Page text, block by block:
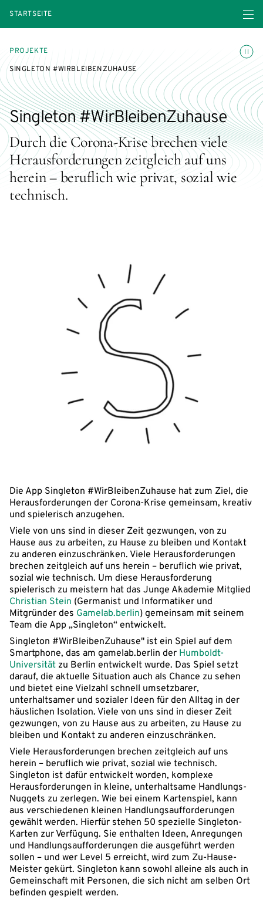
STARTSEITE Menü
PROJEKTE
SINGLETON #WIRBLEIBENZUHAUSE
Singleton #WirBleibenZuhause
Durch die Corona-Krise brechen viele
Herausforderungen zeitgleich auf uns
herein – beruflich wie privat, sozial wie
technisch.
Die App Singleton #WirBleibenZuhause hat zum Ziel, die
Herausforderungen der Corona-Krise gemeinsam, kreativ
und spielerisch anzugehen.
Viele von uns sind in dieser Zeit gezwungen, von zu
Hause aus zu arbeiten, zu Hause zu bleiben und Kontakt
zu anderen einzuschränken. Viele Herausforderungen
brechen zeitgleich auf uns herein – beruflich wie privat,
sozial wie technisch. Um diese Herausforderung
spielerisch zu meistern hat das Junge Akademie Mitglied
Christian Stein (Germanist und Informatiker und
Mitgründer des Gamelab.berlin) gemeinsam mit seinem
Team die App „Singleton“ entwickelt.
Singleton #WirBleibenZuhause" ist ein Spiel auf dem
Smartphone, das am gamelab.berlin der Humboldt-
Universität zu Berlin entwickelt wurde. Das Spiel setzt
darauf, die aktuelle Situation auch als Chance zu sehen
und bietet eine Vielzahl schnell umsetzbarer,
unterhaltsamer und sozialer Ideen für den Alltag in der
häuslichen Isolation. Viele von uns sind in dieser Zeit
gezwungen, von zu Hause aus zu arbeiten, zu Hause zu
bleiben und Kontakt zu anderen einzuschränken.
Viele Herausforderungen brechen zeitgleich auf uns
herein – beruflich wie privat, sozial wie technisch.
Singleton ist dafür entwickelt worden, komplexe
Herausforderungen in kleine, unterhaltsame Handlungs-
Nuggets zu zerlegen. Wie bei einem Kartenspiel, kann
aus verschiedenen kleinen Handlungsaufforderungen
gewählt werden. Hierfür stehen 50 spezielle Singleton-
Karten zur Verfügung. Sie enthalten Ideen, Anregungen
und Handlungsaufforderungen die ausgeführt werden
sollen – und wer Level 5 erreicht, wird zum Zu-Hause-
Meister gekürt. Singleton kann sowohl alleine als auch in
Gemeinschaft mit Personen, die sich nicht am selben Ort
befinden gespielt werden.